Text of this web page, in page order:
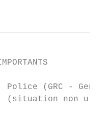
Police (GRC -
(situation non